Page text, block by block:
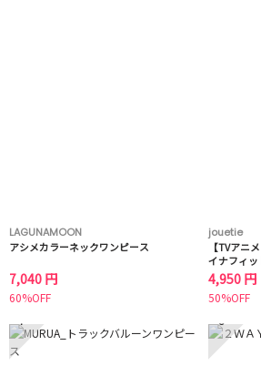
LAGUNAMOON
アシメカラーネックワンピース
7,040 円
60%OFF
jouetie
【TVアニ
イナフィ
4,950 円
50%OFF
7 8